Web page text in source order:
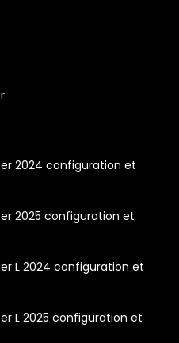
2024 configuration et
2025 configuration et
L 2024 configuration et
L 2025 configuration et